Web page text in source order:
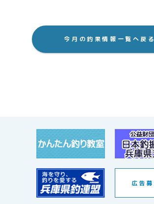
今月の釣果情報一覧へ戻る